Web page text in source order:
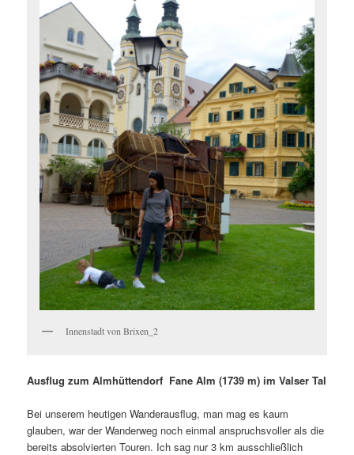
Innenstadt von Brixen_2
Ausflug zum Almhüttendorf Fane Alm (1739 m) im Valser Tal
Bei unserem heutigen Wanderausflug, man mag es kaum
glauben, war der Wanderweg noch einmal anspruchsvoller als die
bereits absolvierten Touren. Ich sag nur 3 km ausschließlich